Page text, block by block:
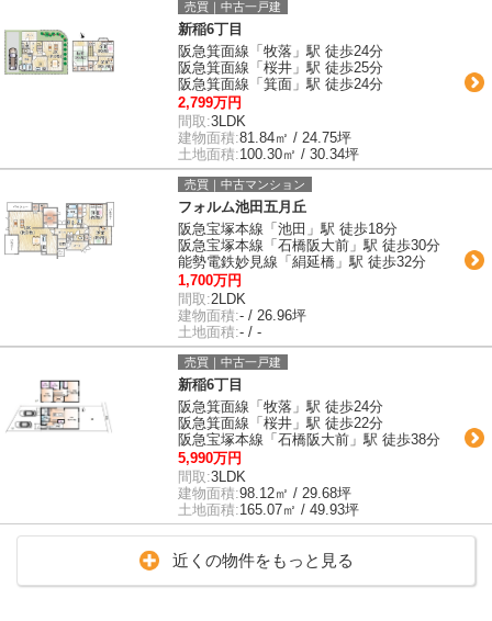
売買｜中古一戸建
新稲6丁目
阪急箕面線「牧落」駅 徒歩24分
阪急箕面線「桜井」駅 徒歩25分
阪急箕面線「箕面」駅 徒歩24分
2,799万円
間取:3LDK
建物面積:81.84㎡ / 24.75坪
土地面積:100.30㎡ / 30.34坪
売買｜中古マンション
フォルム池田五月丘
阪急宝塚本線「池田」駅 徒歩18分
阪急宝塚本線「石橋阪大前」駅 徒歩30分
能勢電鉄妙見線「絹延橋」駅 徒歩32分
1,700万円
間取:2LDK
建物面積:- / 26.96坪
土地面積:- / -
売買｜中古一戸建
新稲6丁目
阪急箕面線「牧落」駅 徒歩24分
阪急箕面線「桜井」駅 徒歩22分
阪急宝塚本線「石橋阪大前」駅 徒歩38分
5,990万円
間取:3LDK
建物面積:98.12㎡ / 29.68坪
土地面積:165.07㎡ / 49.93坪
近くの物件をもっと見る